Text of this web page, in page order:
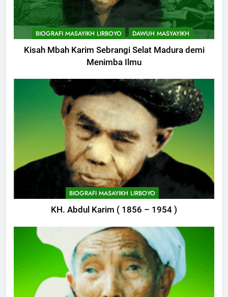
BIOGRAFI MASAYIKH LIRBOYO DAWUH MASYAYIKH
Kisah Mbah Karim Sebrangi Selat Madura demi
Menimba Ilmu
BIOGRAFI MASAYIKH LIRBOYO
KH. Abdul Karim ( 1856 – 1954 )
744
Himasal Semen Sumbang
Pembangunan Kantor Himasal
POJOK LIRBOYO